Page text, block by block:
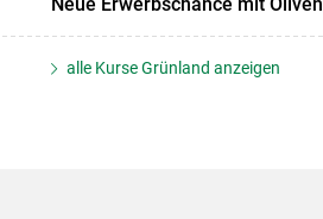
alle Kurse Grünland anzeigen